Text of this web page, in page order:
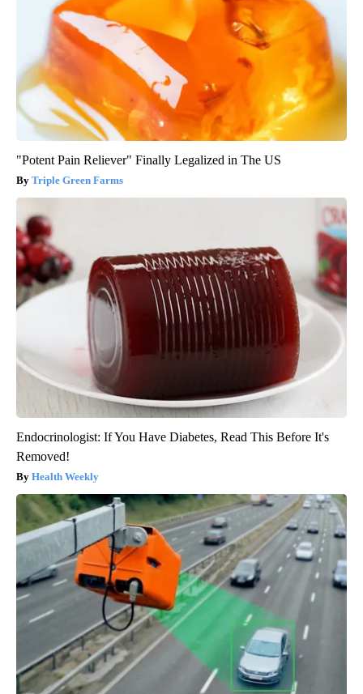
"Potent Pain Reliever" Finally Legalized in The US
Triple Green Farms
Endocrinologist: If You Have Diabetes, Read This Before It's
Removed!
Health Weekly